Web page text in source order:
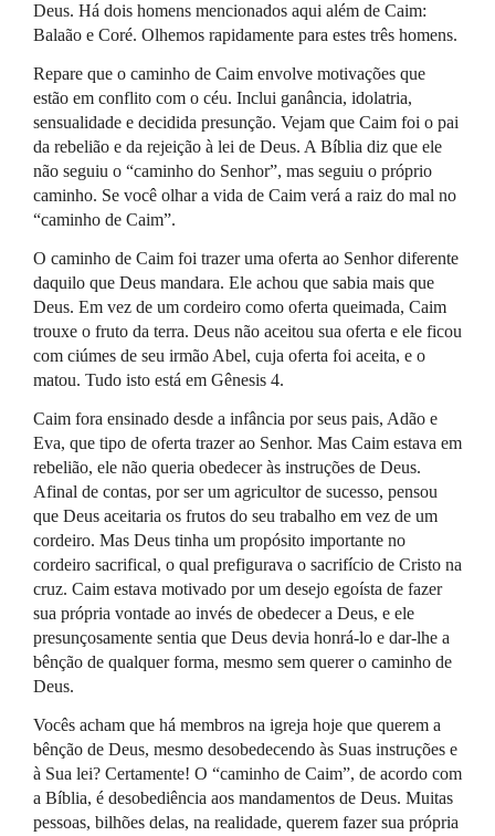
Deus. Há dois homens mencionados aqui além de Caim:
Balaão e Coré. Olhemos rapidamente para estes três homens.
Repare que o caminho de Caim envolve motivações que
estão em conflito com o céu. Inclui ganância, idolatria,
sensualidade e decidida presunção. Vejam que Caim foi o pai
da rebelião e da rejeição à lei de Deus. A Bíblia diz que ele
não seguiu o “caminho do Senhor”, mas seguiu o próprio
caminho. Se você olhar a vida de Caim verá a raiz do mal no
“caminho de Caim”.
O caminho de Caim foi trazer uma oferta ao Senhor diferente
daquilo que Deus mandara. Ele achou que sabia mais que
Deus. Em vez de um cordeiro como oferta queimada, Caim
trouxe o fruto da terra. Deus não aceitou sua oferta e ele ficou
com ciúmes de seu irmão Abel, cuja oferta foi aceita, e o
matou. Tudo isto está em Gênesis 4.
Caim fora ensinado desde a infância por seus pais, Adão e
Eva, que tipo de oferta trazer ao Senhor. Mas Caim estava em
rebelião, ele não queria obedecer às instruções de Deus.
Afinal de contas, por ser um agricultor de sucesso, pensou
que Deus aceitaria os frutos do seu trabalho em vez de um
cordeiro. Mas Deus tinha um propósito importante no
cordeiro sacrifical, o qual prefigurava o sacrifício de Cristo na
cruz. Caim estava motivado por um desejo egoísta de fazer
sua própria vontade ao invés de obedecer a Deus, e ele
presunçosamente sentia que Deus devia honrá-lo e dar-lhe a
bênção de qualquer forma, mesmo sem querer o caminho de
Deus.
Vocês acham que há membros na igreja hoje que querem a
bênção de Deus, mesmo desobedecendo às Suas instruções e
à Sua lei? Certamente! O “caminho de Caim”, de acordo com
a Bíblia, é desobediência aos mandamentos de Deus. Muitas
pessoas, bilhões delas, na realidade, querem fazer sua própria